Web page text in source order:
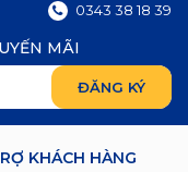
0343 38 18 39
MÃI
KHÁCH HÀNG